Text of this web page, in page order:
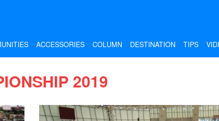
ACCESSORIES COLUMN DESTINATION TIPS
2019